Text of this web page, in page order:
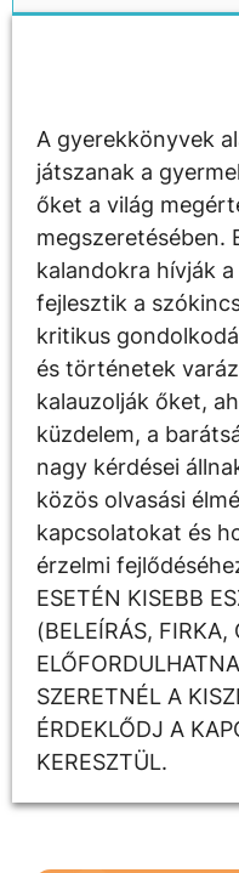
A gyerekkönyvek
játszanak a
őket a világ
megszeretésében.
kalandokra hívják
fejlesztik a
kritikus
és történetek
kalauzolják őket,
küzdelem, a
nagy kérdései
közös olvasási
kapcsolatokat és
érzelmi
ESETÉN KISEBB
(BELEÍRÁS, FIRKA,
SZERETNÉL A
ÉRDEKLŐDJ A
KERESZTÜL.